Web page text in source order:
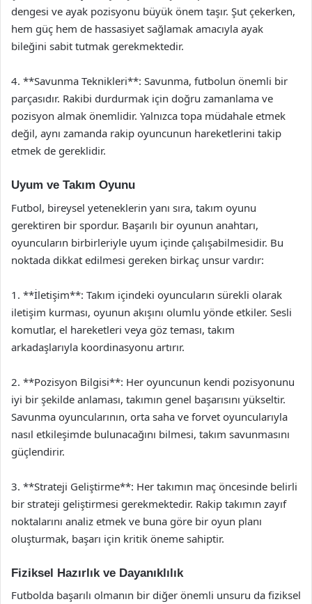
dengesi ve ayak pozisyonu büyük önem taşır. Şut çekerken,
hem güç hem de hassasiyet sağlamak amacıyla ayak
bileğini sabit tutmak gerekmektedir.
4. **Savunma Teknikleri**: Savunma, futbolun önemli bir
parçasıdır. Rakibi durdurmak için doğru zamanlama ve
pozisyon almak önemlidir. Yalnızca topa müdahale etmek
değil, aynı zamanda rakip oyuncunun hareketlerini takip
etmek de gereklidir.
Uyum ve Takım Oyunu
Futbol, bireysel yeteneklerin yanı sıra, takım oyunu
gerektiren bir spordur. Başarılı bir oyunun anahtarı,
oyuncuların birbirleriyle uyum içinde çalışabilmesidir. Bu
noktada dikkat edilmesi gereken birkaç unsur vardır:
1. **İletişim**: Takım içindeki oyuncuların sürekli olarak
iletişim kurması, oyunun akışını olumlu yönde etkiler. Sesli
komutlar, el hareketleri veya göz teması, takım
arkadaşlarıyla koordinasyonu artırır.
2. **Pozisyon Bilgisi**: Her oyuncunun kendi pozisyonunu
iyi bir şekilde anlaması, takımın genel başarısını yükseltir.
Savunma oyuncularının, orta saha ve forvet oyuncularıyla
nasıl etkileşimde bulunacağını bilmesi, takım savunmasını
güçlendirir.
3. **Strateji Geliştirme**: Her takımın maç öncesinde belirli
bir strateji geliştirmesi gerekmektedir. Rakip takımın zayıf
noktalarını analiz etmek ve buna göre bir oyun planı
oluşturmak, başarı için kritik öneme sahiptir.
Fiziksel Hazırlık ve Dayanıklılık
Futbolda başarılı olmanın bir diğer önemli unsuru da fiziksel